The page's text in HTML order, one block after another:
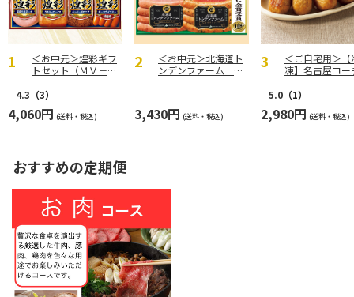
＜お中元＞煌彩ギフ
トセット（ＭＶ－５
4.3 （3）
4,060円 (送料・税込)
＜お中元＞北海道ト
ンデンファーム Ｄ
3,430円 (送料・税込)
＜ご自宅用＞【
凍】名古屋コー
5.0 （1）
2,980円 (送料・税込)
おすすめの定期便